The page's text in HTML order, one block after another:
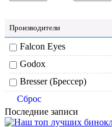
Производители
Falcon Eyes
Godox
Bresser (Брессер)
Сброс
Последние записи